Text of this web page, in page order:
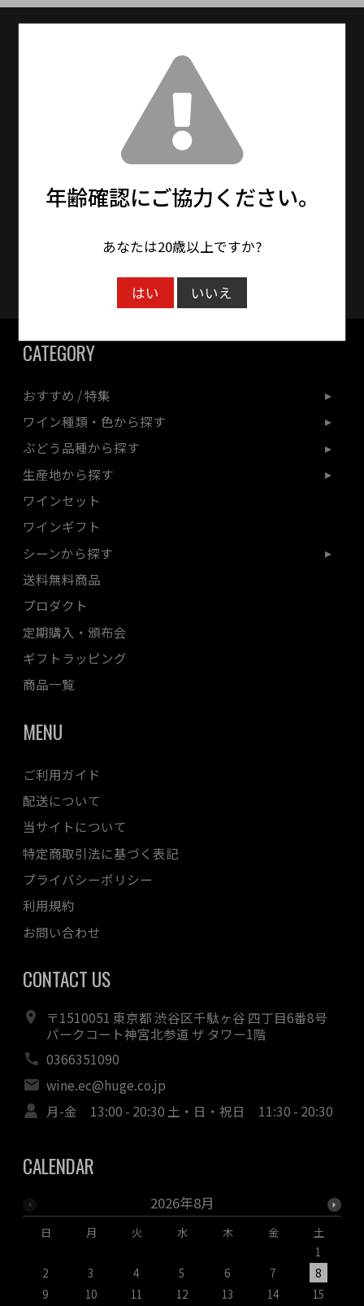
送料設定：15000円(税抜)以上で送料無料
（※北海道・九州は別途600円、沖縄は別途
1,500円を頂戴しております。）
13時までの注文で最短即日発送！
※メーカーお取り寄せ商品は、5〜7日程度で発
※年末年始・大型連休期間中は通常より更にお
時間をいただく場合がございます。
クレジットカード対応
CATEGORY
おすすめ / 特集
ワイン種類・色から探す
ぶどう品種から探す
生産地から探す
ワインセット
ワインギフト
シーンから探す
送料無料商品
プロダクト
定期購入・頒布会
ギフトラッピング
商品一覧
MENU
ご利用ガイド
配送について
当サイトについて
特定商取引法に基づく表記
プライバシーポリシー
利用規約
お問い合わせ
CONTACT US
〒1510051 東京都 渋谷区千駄ヶ谷 四丁目6番8号
パークコート神宮北参道 ザ タワー1階
0366351090
wine.ec@huge.co.jp
月-金 13:00 - 20:30 土・日・祝日 11:30 - 20:30
CALENDAR
2026年8月
日 月 火 水 木 金
土
1
2
3 4 5 6 7
8
9
10 11 12 13 14 15
年齢確認にご協力ください。
あなたは20歳以上ですか?
はい いいえ